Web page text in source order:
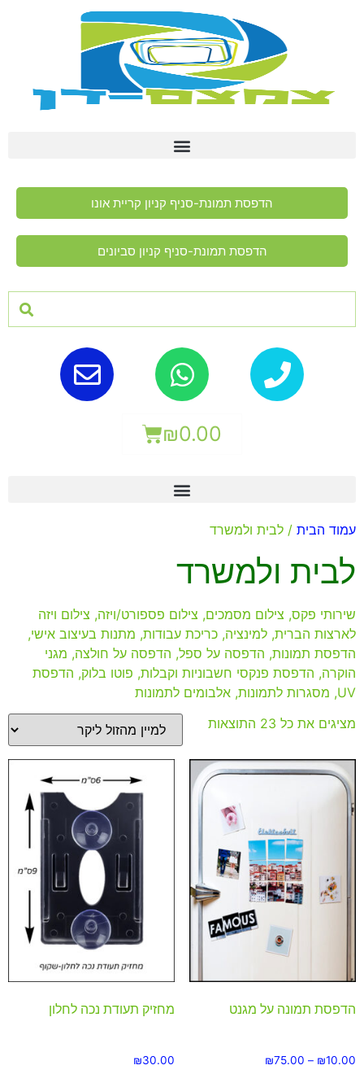
הדפסת תמונת-סניף קניון קריית אונו
הדפסת תמונת-סניף קניון סביונים
₪0.00
עמוד הבית / לבית ולמשרד
לבית ולמשרד
שירותי פקס, צילום מסמכים, צילום פספורט/ויזה, צילום ויזה
לארצות הברית, למינציה, כריכת עבודות, מתנות בעיצוב אישי,
הדפסת תמונות, הדפסה על ספל, הדפסה על חולצה, מגני
הוקרה, הדפסת פנקסי חשבוניות וקבלות, פוטו בלוק, הדפסת
UV, מסגרות לתמונות, אלבומים לתמונות
מציגים את כל ⁦23⁩ התוצאות
הדפסת תמונה על מגנט
₪10.00
–
₪75.00
מחזיק תעודת נכה לחלון
₪30.00